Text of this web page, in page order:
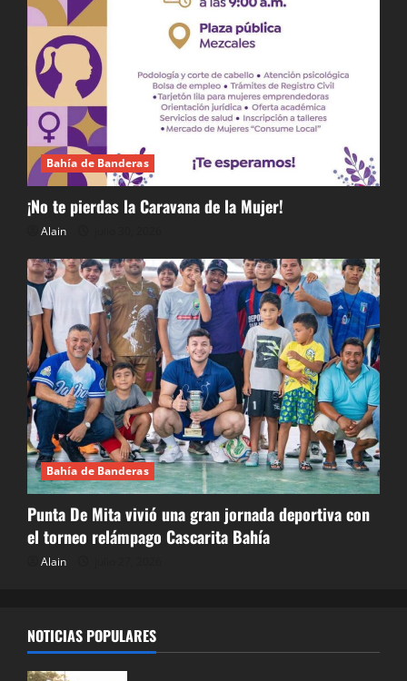
Bahía de Banderas
¡No te pierdas la Caravana de la Mujer!
Alain
Bahía de Banderas
Punta De Mita vivió una gran jornada deportiva con
el torneo relámpago Cascarita Bahía
Alain
NOTICIAS POPULARES